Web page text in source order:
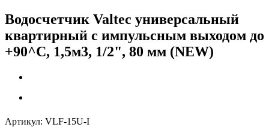
Водосчетчик Valtec универсальный
квартирный с импульсным выходом до
+90^С, 1,5м3, 1/2", 80 мм (NEW)
Артикул: VLF-15U-I